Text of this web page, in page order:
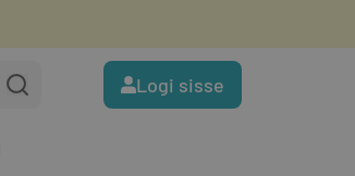
Logi sisse